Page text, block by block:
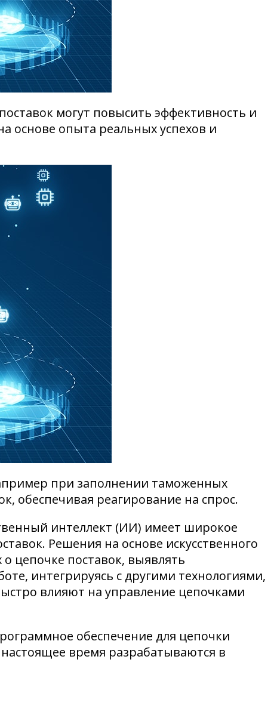
могут повысить эффективность и
основе опыта реальных успехов и
при заполнении таможенных
обеспечивая реагирование на спрос.
интеллект (ИИ) имеет широкое
Решения на основе искусственного
цепочке поставок, выявлять
интегрируясь с другими технологиями,
влияют на управление цепочками
обеспечение для цепочки
время разрабатываются в